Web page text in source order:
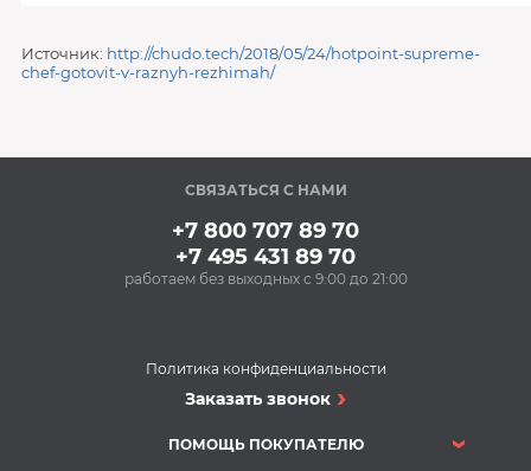
Источник: http://chudo.tech/2018/05/24/hotpoint-supreme-
chef-gotovit-v-raznyh-rezhimah/
СВЯЗАТЬСЯ С НАМИ
+7 800 707 89 70
+7 495 431 89 70
работаем без выходных с 9:00 до 21:00
Политика конфиденциальности
Заказать звонок
ПОМОЩЬ ПОКУПАТЕЛЮ